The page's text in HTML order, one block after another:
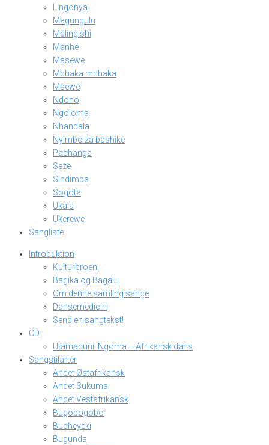
Lingonya
Magungulu
Malingishi
Manhe
Masewe
Mchaka mchaka
Msewe
Ndono
Ngoloma
Nhandala
Nyimbo za bashike
Pachanga
Seze
Sindimba
Sogota
Ukala
Ukerewe
Sangliste
Introduktion
Kulturbroen
Bagika og Bagalu
Om denne samling sange
Dansemedicin
Send en sangtekst!
CD
Utamaduni: Ngoma – Afrikansk dans
Sangstilarter
Andet Østafrikansk
Andet Sukuma
Andet Vestafrikansk
Bugobogobo
Bucheyeki
Bugunda